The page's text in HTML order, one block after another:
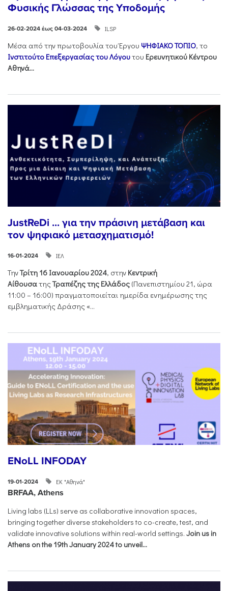
Φυσικής Γλώσσας της Υποδομής
26-02-2024 έως 04-03-2024 ILSP
Μέσα από την πρωτοβουλία του Έργου ΨΗΦΙΑΚΟ ΤΟΠΙΟ, το
Ινστιτούτο Επεξεργασίας του Λόγουτου Ερευνητικού Κέντρου
Αθηνά...
JustReDi ... για την πράσινη μετάβαση και
τον ψηφιακό μετασχηματισμό!
16-01-2024 ΙΕΛ
ΤηνΤρίτη 16 Ιανουαρίου 2024, στην Κεντρική
ΑίθουσατηςΤραπέζης της Ελλάδος (Πανεπιστημίου 21, ώρα
11:00 – 16:00) πραγματοποιείται ημερίδα ενημέρωσης της
εμβληματικής Δράσης «...
ENoLL INFODAY
19-01-2024 ΕΚ "Αθηνά"
BRFAA, Athens
Living labs (LLs) serve as collaborative innovation spaces,
bringing together diverse stakeholders to co-create, test, and
validate innovative solutions within real-world settings. Join us in
Athens on the 19th January 2024 to unveil...